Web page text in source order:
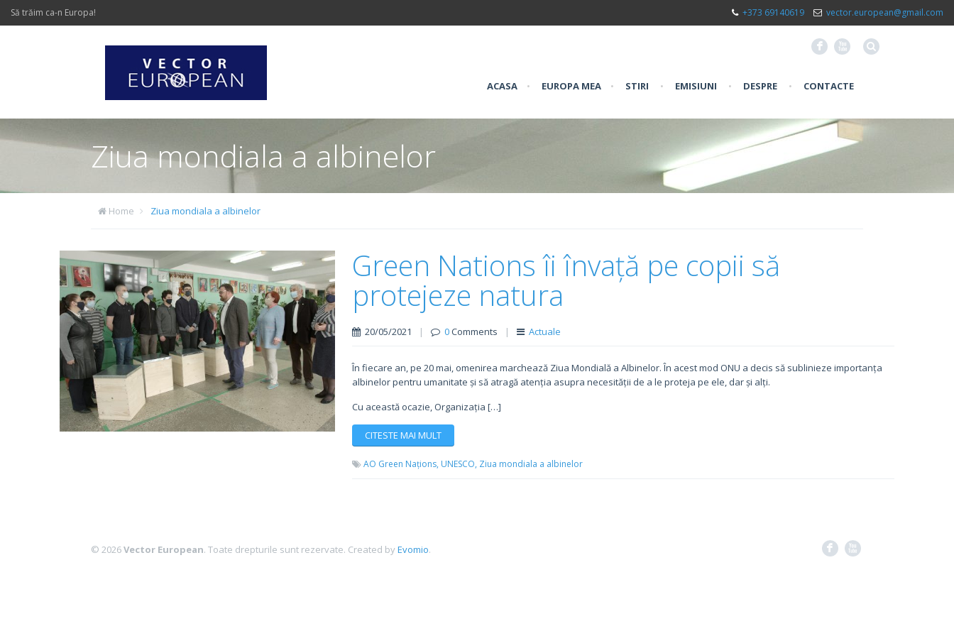
Să trăim ca-n Europa! +373 69140619 vector.european@gmail.com
F X
ACASA • EUROPA MEA • STIRI • EMISIUNI • DESPRE • CONTACTE
Ziua mondiala a albinelor
Home Ziua mondiala a albinelor
Green Nations îi învață pe copii să
protejeze natura
20/05/2021 | 0Comments | Actuale
În fiecare an, pe 20 mai, omenirea marchează Ziua Mondială a Albinelor. În acest mod ONU a decis să sublinieze importanța
albinelor pentru umanitate și să atragă atenția asupra necesității de a le proteja pe ele, dar și alți.
Cu această ocazie, Organizația […]
CITESTE MAI MULT
AO Green Națions, UNESCO, Ziua mondiala a albinelor
© 2026Vector European. Toate drepturile sunt rezervate. Created byEvomio. F X